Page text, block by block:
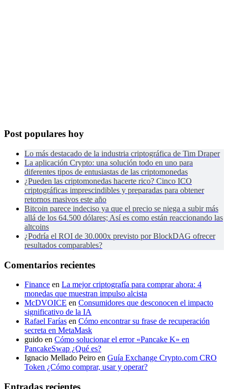
Post populares hoy
Lo más destacado de la industria criptográfica de Tim Draper
La aplicación Crypto: una solución todo en uno para
diferentes tipos de entusiastas de las criptomonedas
¿Pueden las criptomonedas hacerte rico? Cinco ICO
criptográficas imprescindibles y preparadas para obtener
retornos masivos este año
Bitcoin parece indeciso ya que el precio se niega a subir más
allá de los 64.500 dólares; Así es como están reaccionando las
altcoins
¿Podría el ROI de 30.000x previsto por BlockDAG ofrecer
resultados comparables?
Comentarios recientes
Finance en La mejor criptografía para comprar ahora: 4
monedas que muestran impulso alcista
McDVOICE en Consumidores que desconocen el impacto
significativo de la IA
Rafael Farías en Cómo encontrar su frase de recuperación
secreta en MetaMask
guido en Cómo solucionar el error «Pancake K» en
PancakeSwap ¿Qué es?
Ignacio Mellado Peiro en Guía Exchange Crypto.com CRO
Token ¿Cómo comprar, usar y operar?
Entradas recientes